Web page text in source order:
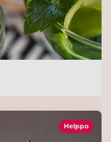
Helppo